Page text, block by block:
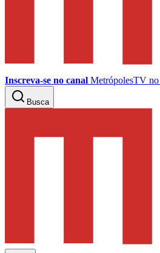
Inscreva-se no canal MetrópolesTV no
Busca